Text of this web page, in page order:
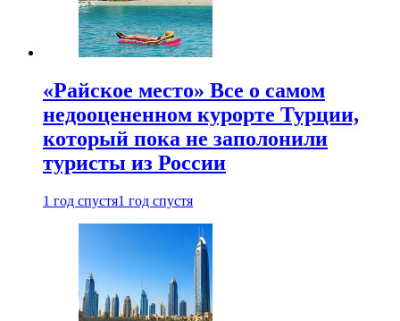
«Райское место» Все о самом
недооцененном курорте Турции,
который пока не заполонили
туристы из России
1 год спустя1 год спустя